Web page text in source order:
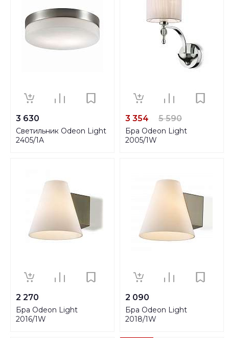
3 630
Светильник Odeon Light
2405/1A
3 354 5 590
Бра Odeon Light
2005/1W
2 270
Бра Odeon Light
2016/1W
2 090
Бра Odeon Light
2018/1W